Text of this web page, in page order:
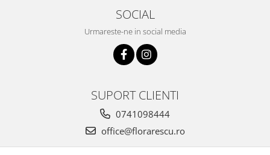
SOCIAL
Urmareste-ne in social media
SUPORT CLIENTI
0741098444
office@florarescu.ro